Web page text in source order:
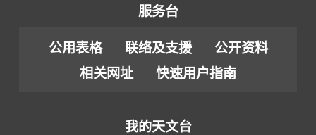
服务台
公用表格 联络及支援
公开资料
相关网址
快速用户指南
我的天文台